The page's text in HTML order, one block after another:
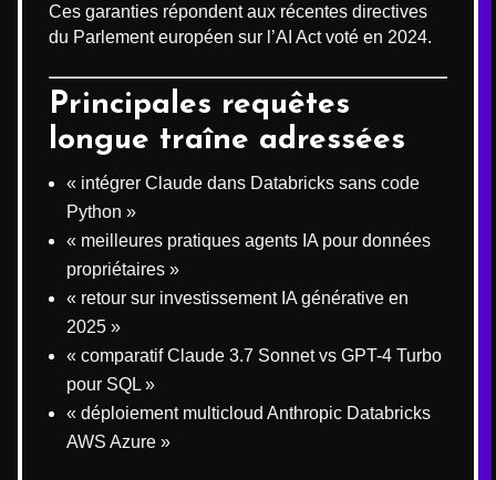
Ces garanties répondent aux récentes directives
du Parlement européen sur l’AI Act voté en 2024.
Principales requêtes
longue traîne adressées
« intégrer Claude dans Databricks sans code
Python »
« meilleures pratiques agents IA pour données
propriétaires »
« retour sur investissement IA générative en
2025 »
« comparatif Claude 3.7 Sonnet vs GPT-4 Turbo
pour SQL »
« déploiement multicloud Anthropic Databricks
AWS Azure »